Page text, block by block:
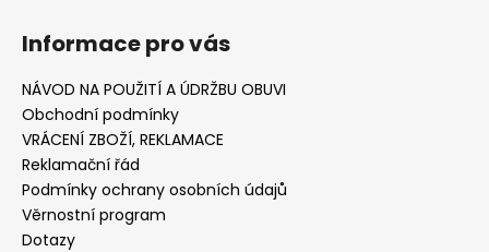
Informace pro vás
NÁVOD NA POUŽITÍ A ÚDRŽBU OBUVI
Obchodní podmínky
VRÁCENÍ ZBOŽÍ, REKLAMACE
Reklamační řád
Podmínky ochrany osobních údajů
Věrnostní program
Dotazy